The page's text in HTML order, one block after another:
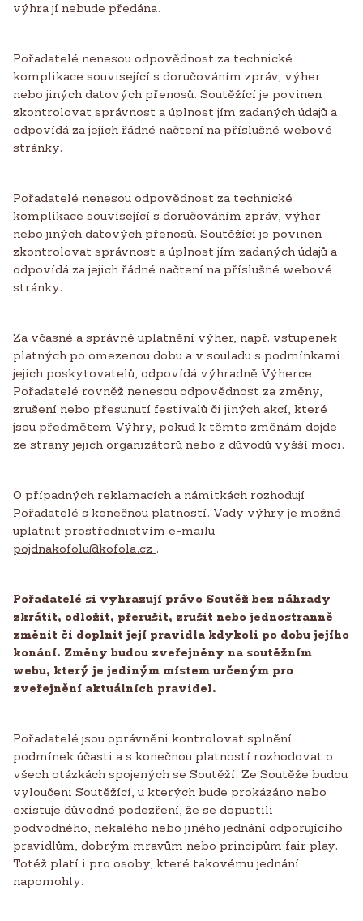
výhra jí nebude předána.
Pořadatelé nenesou odpovědnost za technické
komplikace související s doručováním zpráv, výher
nebo jiných datových přenosů. Soutěžící je povinen
zkontrolovat správnost a úplnost jím zadaných údajů a
odpovídá za jejich řádné načtení na příslušné webové
stránky.
Pořadatelé nenesou odpovědnost za technické
komplikace související s doručováním zpráv, výher
nebo jiných datových přenosů. Soutěžící je povinen
zkontrolovat správnost a úplnost jím zadaných údajů a
odpovídá za jejich řádné načtení na příslušné webové
stránky.
Za včasné a správné uplatnění výher, např. vstupenek
platných po omezenou dobu a v souladu s podmínkami
jejich poskytovatelů, odpovídá výhradně Výherce.
Pořadatelé rovněž nenesou odpovědnost za změny,
zrušení nebo přesunutí festivalů či jiných akcí, které
jsou předmětem Výhry, pokud k těmto změnám dojde
ze strany jejich organizátorů nebo z důvodů vyšší moci.
O případných reklamacích a námitkách rozhodují
Pořadatelé s konečnou platností. Vady výhry je možné
uplatnit prostřednictvím e-mailu
pojdnakofolu@kofola.cz .
Pořadatelé si vyhrazují právo Soutěž bez náhrady
zkrátit, odložit, přerušit, zrušit nebo jednostranně
změnit či doplnit její pravidla kdykoli po dobu jejího
konání. Změny budou zveřejněny na soutěžním
webu, který je jediným místem určeným pro
zveřejnění aktuálních pravidel.
Pořadatelé jsou oprávněni kontrolovat splnění
podmínek účasti a s konečnou platností rozhodovat o
všech otázkách spojených se Soutěží. Ze Soutěže budou
vyloučeni Soutěžící, u kterých bude prokázáno nebo
existuje důvodné podezření, že se dopustili
podvodného, nekalého nebo jiného jednání odporujícího
pravidlům, dobrým mravům nebo principům fair play.
Totéž platí i pro osoby, které takovému jednání
napomohly.